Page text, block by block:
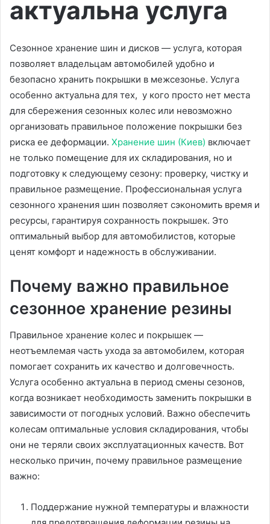
актуальна услуга
Сезонное хранение шин и дисков — услуга, которая
позволяет владельцам автомобилей удобно и
безопасно хранить покрышки в межсезонье. Услуга
особенно актуальна для тех, у кого просто нет места
для сбережения сезонных колес или невозможно
организовать правильное положение покрышки без
риска ее деформации. Хранение шин (Киев) включает
не только помещение для их складирования, но и
подготовку к следующему сезону: проверку, чистку и
правильное размещение. Профессиональная услуга
сезонного хранения шин позволяет сэкономить время и
ресурсы, гарантируя сохранность покрышек. Это
оптимальный выбор для автомобилистов, которые
ценят комфорт и надежность в обслуживании.
Почему важно правильное
сезонное хранение резины
Правильное хранение колес и покрышек —
неотъемлемая часть ухода за автомобилем, которая
помогает сохранить их качество и долговечность.
Услуга особенно актуальна в период смены сезонов,
когда возникает необходимость заменить покрышки в
зависимости от погодных условий. Важно обеспечить
колесам оптимальные условия складирования, чтобы
они не теряли своих эксплуатационных качеств. Вот
несколько причин, почему правильное размещение
важно:
Поддержание нужной температуры и влажности